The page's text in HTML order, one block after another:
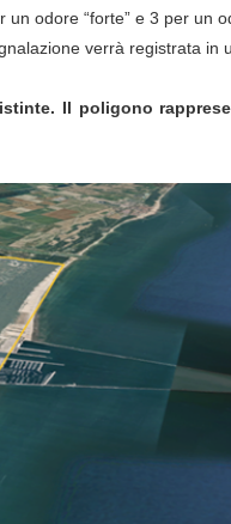
odore “forte” e 3 per un
verrà registrata in
Il poligono